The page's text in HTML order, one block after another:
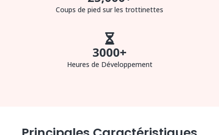
Coups de pied sur les trottinettes
3000+
Heures de Développement